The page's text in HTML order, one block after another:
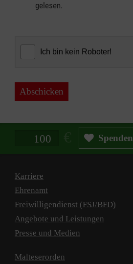
gelesen.
Abschicken
Spendenbetrag in Euro Spenden
Karriere
Ehrenamt
Freiwilligendienst (FSJ/BFD)
Angebote und Leistungen
Presse und Medien
Malteserorden